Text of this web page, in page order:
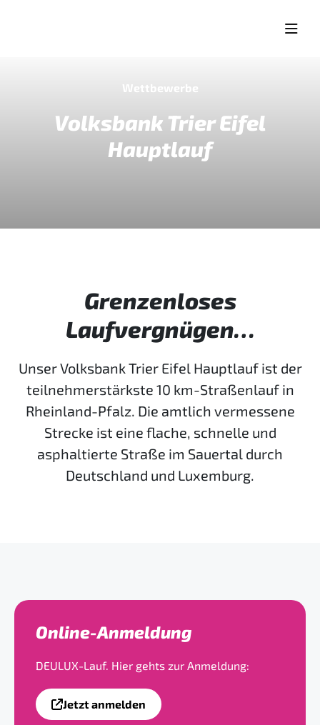
Wettbewerbe
Volksbank Trier Eifel
Hauptlauf
Grenzenloses
Laufvergnügen…
Unser Volksbank Trier Eifel Hauptlauf ist der
teilnehmerstärkste 10 km-Straßenlauf in
Rheinland-Pfalz. Die amtlich vermessene
Strecke ist eine flache, schnelle und
asphaltierte Straße im Sauertal durch
Deutschland und Luxemburg.
Online-Anmeldung
DEULUX-Lauf. Hier gehts zur Anmeldung:
Jetzt anmelden